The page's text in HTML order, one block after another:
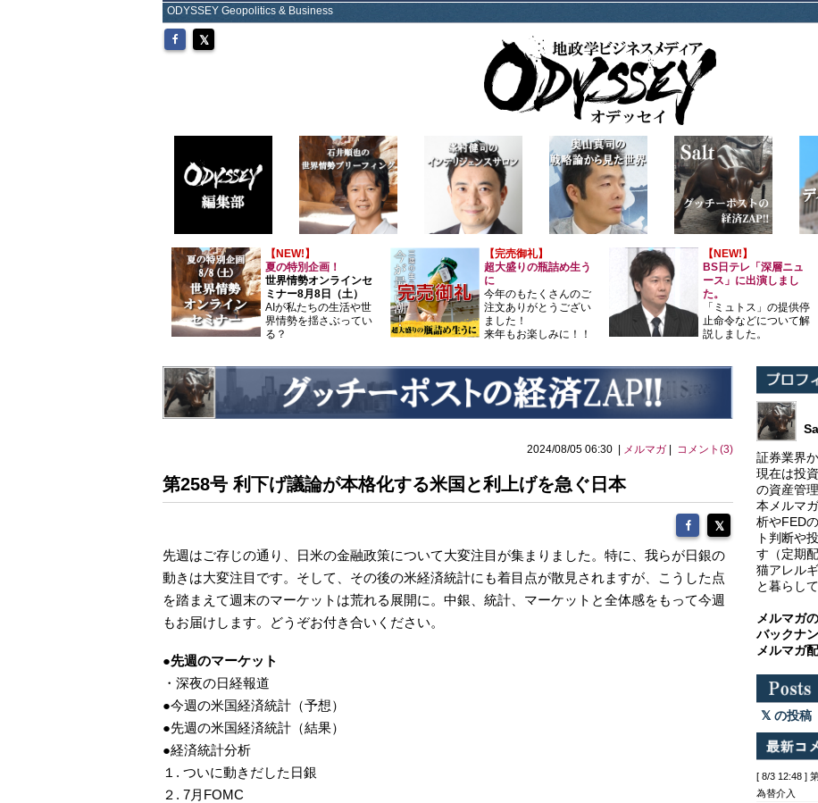
ODYSSEY Geopolitics & Business
【NEW!】
夏の特別企画！
世界情勢オンラインセ
ミナー8月8日（土）
AIが私たちの生活や世
界情勢を揺さぶってい
る？
【完売御礼】
超大盛りの瓶詰め生う
に
今年のもたくさんのご
注文ありがとうござい
ました！
来年もお楽しみに！！
【NEW!】
BS日テレ「深層ニュ
ース」に出演しまし
た。
「ミュトス」の提供停
止命令などについて解
説しました。
2024/08/05 06:30 | メルマガ| コメント(3)
第258号 利下げ議論が本格化する米国と利上げを急ぐ日本
先週はご存じの通り、日米の金融政策について大変注目が集まりました。特に、我らが日銀の
動きは大変注目です。そして、その後の米経済統計にも着目点が散見されますが、こうした点
を踏まえて週末のマーケットは荒れる展開に。中銀、統計、マーケットと全体感をもって今週
もお届けします。どうぞお付き合いください。
●先週のマーケット
・深夜の日経報道
●今週の米国経済統計（予想）
●先週の米国経済統計（結果）
●経済統計分析
１. ついに動きだした日銀
２. 7月FOMC
証券業界
現在は投
の資産管
本メルマ
析やFED
ト判断や
す（定期
猫アレル
と暮らし
メルマガ
バックナ
メルマガ
の投稿
[ 8/3 12:48 ]
為替介入